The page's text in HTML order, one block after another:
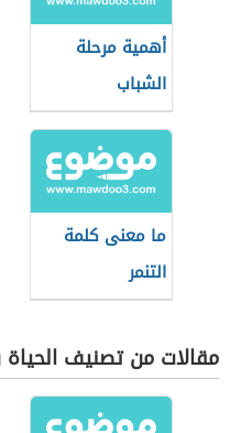
أهمية مرحلة
الشباب
ما معنى كلمة
التنمر
مقالات من تصنيف الحياة